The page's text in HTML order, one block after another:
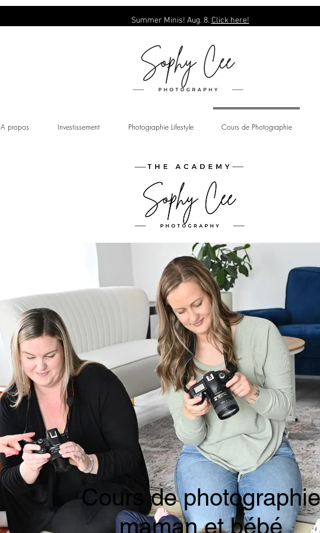
Summer Minis! Aug. 8. Click here!
A propos Investissement Photographie Lifestyle Cours de Photographie
Cours de photographie
maman et bébé